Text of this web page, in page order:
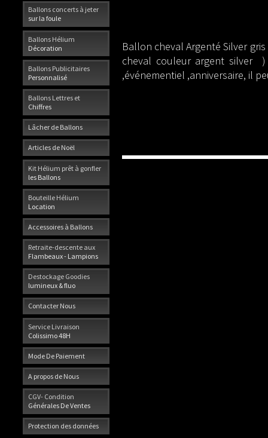
Ballons concerts à jeter
sur la foule
Ballons Hélium
Décoration
Ballons Publicitaires
Personnalisé
Ballons Lettres et
Chiffres
Lâcher de Ballons
Articles de Noël
Kit Hélium prêt à gonfler
les Ballons
Bouteille Hélium
Location
Accessoires à Ballons
Retraite-descente aux
Flambeaux - Lampions
Destockage Goodies
lumineux & fluo
Contacter Nous
Service Livraison
Colissimo 48H
Mode De Paiement
A propos de Nous
CGV- Condition
Générales De Ventes
Protection des données
Ballon cheval Argenté Silver
cheval couleur argent silver
,événementiel ,anniversaire, il